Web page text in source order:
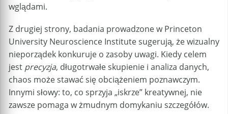
wglądami.
Z drugiej strony, badania prowadzone w Princeton
University Neuroscience Institute sugerują, że wizualny
nieporządek konkuruje o zasoby uwagi. Kiedy celem
jest precyzja, długotrwałe skupienie i analiza danych,
chaos może stawać się obciążeniem poznawczym.
Innymi słowy: to, co sprzyja „iskrze” kreatywnej, nie
zawsze pomaga w żmudnym domykaniu szczegółów.